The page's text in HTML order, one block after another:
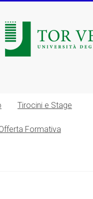
Tirocini e Stage
Formativa